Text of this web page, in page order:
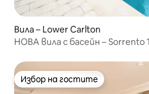
Вила – Lower Carlton
НОВА вила с басейн – Sorrento
Избор на гостите
Избор на гостите